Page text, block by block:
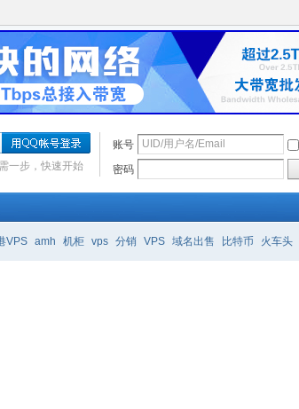
账号
密码
一步，快速开始
VPS amh 机柜 vps 分销 VPS 域名出售 比特币 火车头